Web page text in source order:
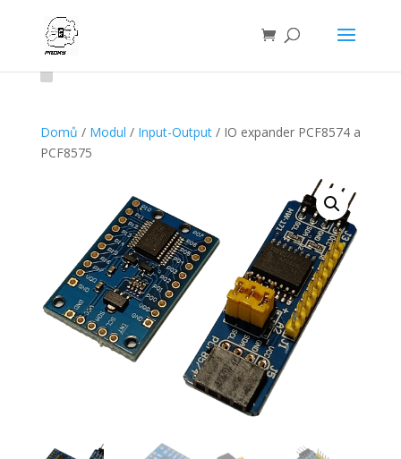
Domů / Modul / Input-Output/ IO expander PCF8574 a
PCF8575